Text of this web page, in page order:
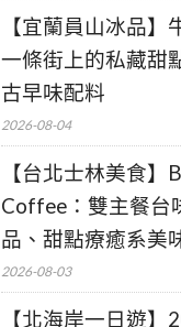
【宜蘭員山冰品
一條街上的私藏甜
古早味配料
2026-08-04
【台北士林美食】
Coffee：雙主餐台
品、甜點療癒系美
2026-08-03
【北海岸一日遊